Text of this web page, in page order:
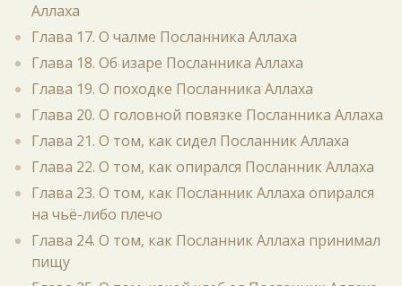
Аллаха
Глава 17. О чалме Посланника Аллаха
Глава 18. Об изаре Посланника Аллаха
Глава 19. О походке Посланника Аллаха
Глава 20. О головной повязке Посланника Аллаха
Глава 21. О том, как сидел Посланник Аллаха
Глава 22. О том, как опирался Посланник Аллаха
Глава 23. О том, как Посланник Аллаха опирался
на чьё-либо плечо
Глава 24. О том, как Посланник Аллаха принимал
пищу